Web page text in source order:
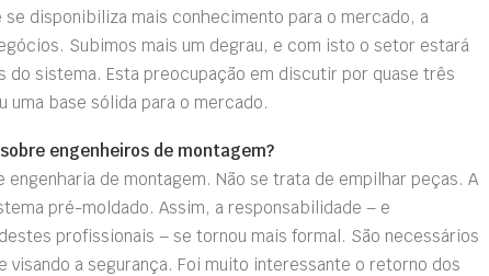
se disponibiliza mais conhecimento para o mercado, a
Subimos mais um degrau, e com isto o setor estará
do sistema. Esta preocupação em discutir por quase três
base sólida para o mercado.
engenheiros de montagem?
de montagem. Não se trata de empilhar peças. A
pré-moldado. Assim, a responsabilidade – e
profissionais – se tornou mais formal. São necessários
visando a segurança. Foi muito interessante o retorno dos